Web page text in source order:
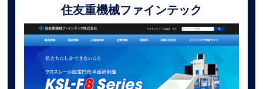
住友重機械ファインテック